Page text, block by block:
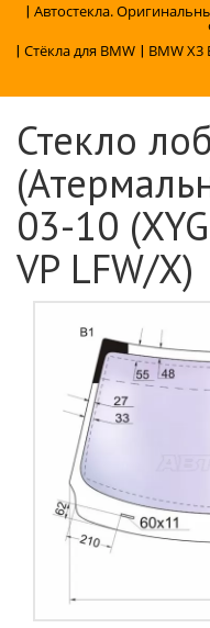
| Автостекла.
| Стёкла для BMW | BMW X3
Стекло
03-10
VP LFW/X)